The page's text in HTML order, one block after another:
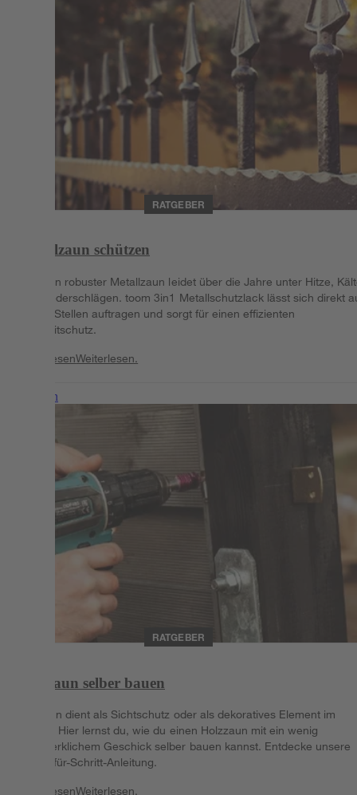
RATGEBER
Metallzaun schützen
Auch ein robuster Metallzaun leidet über die Jahre unter Hitze,
und Niederschlägen. toom 3in1 Metallschutzlack lässt sich direkt
rostige Stellen auftragen und sorgt für einen effizienten
Langzeitschutz.
WeiterlesenWeiterlesen.
Weiterlesen
RATGEBER
Holzzaun selber bauen
Ein Zaun dient als Sichtschutz oder als dekoratives Element im
Garten. Hier lernst du, wie du einen Holzzaun mit ein wenig
handwerklichem Geschick selber bauen kannst. Entdecke unsere
Schritt-für-Schritt-Anleitung.
WeiterlesenWeiterlesen.